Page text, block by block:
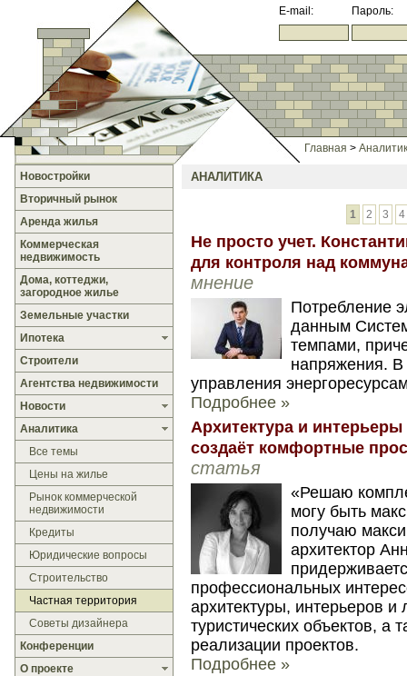
E-mail: Пароль:
Главная >
Новостройки
Вторичный рынок
Аренда жилья
Коммерческая
недвижимость
Дома, коттеджи,
загородное жилье
Земельные участки
Ипотека
Строители
Агентства недвижимости
Новости
Аналитика
Все темы
Цены на жилье
Рынок коммерческой
недвижимости
Кредиты
Юридические вопросы
Строительство
Частная территория
Советы дизайнера
Конференции
О проекте
АНАЛИТИКА
1 2 3 4
Не просто учет.
для контроля над
мнение
Потребление
данным
темпами,
напряжения. В
управления
Подробнее »
Архитектура и
создаёт комфортные
статья
«Решаю
могу быть
получаю
архитектор
профессиональных
архитектуры, интерьеров
туристических объектов, а
реализации проектов.
Подробнее »